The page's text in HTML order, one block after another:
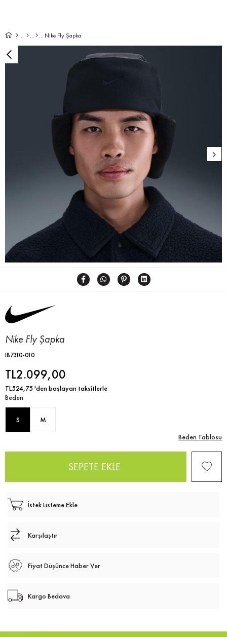
Nike Fly Şapka
Nike Fly Şapka
IB7310-010
TL2.099,00
TL524,75'den başlayan taksitlerle
Beden
S
M
Beden Tablosu
İstek Listeme Ekle
Karşılaştır
Fiyat Düşünce Haber Ver
Kargo Bedava